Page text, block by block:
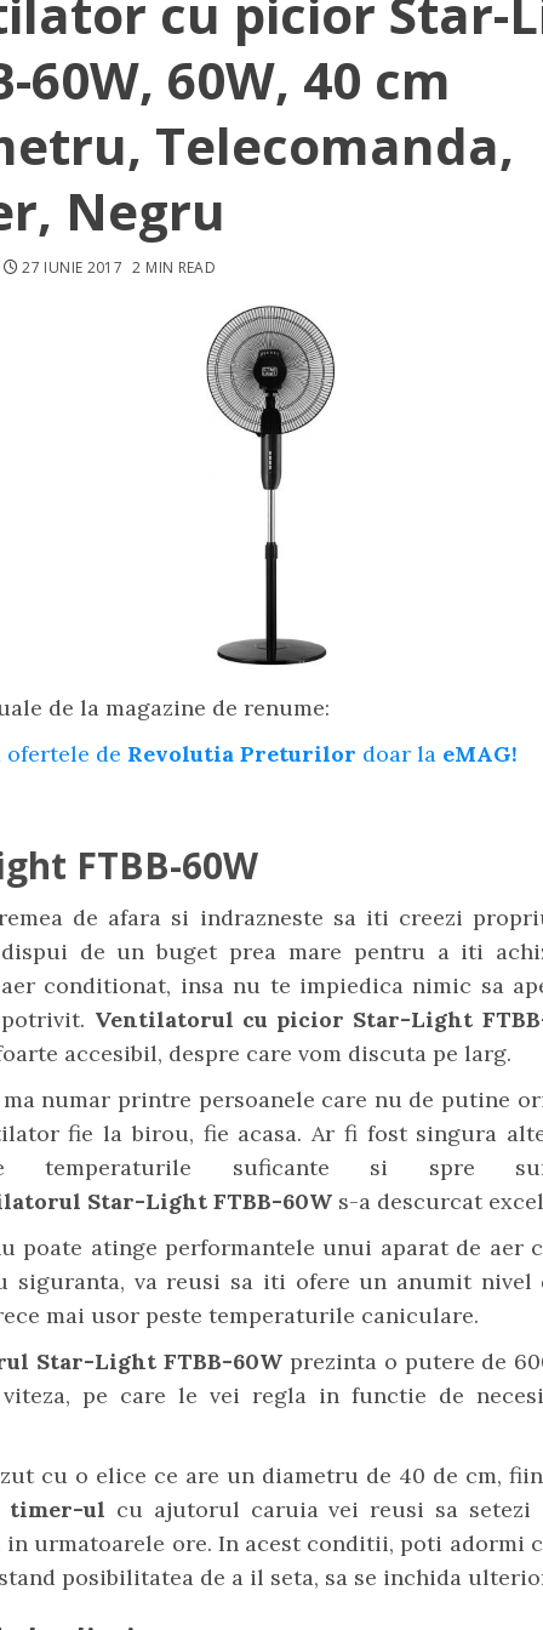
cu picior Star-
60W, 60W, 40 cm
Telecomanda,
Negru
27 IUNIE 2017 2 MIN READ
de la magazine de renume:
ofertele de Revolutia Preturilor doar la eMAG!
FTBB-60W
de afara si indrazneste sa iti creezi
de un buget prea mare pentru a iti
conditionat, insa nu te impiedica nimic sa
Ventilatorul cu picior Star-Light
accesibil, despre care vom discuta pe larg.
ma numar printre persoanele care nu de putine
fie la birou, fie acasa. Ar fi fost singura
temperaturile suficante si spre
Star-Light FTBB-60W s-a descurcat
poate atinge performantele unui aparat de aer
siguranta, va reusi sa iti ofere un anumit nivel
mai usor peste temperaturile caniculare.
Star-Light FTBB-60W prezinta o putere de
pe care le vei regla in functie de
cu o elice ce are un diametru de 40 de cm,
timer-ul cu ajutorul caruia vei reusi sa setezi
urmatoarele ore. In acest conditii, poti adormi
posibilitatea de a il seta, sa se inchida